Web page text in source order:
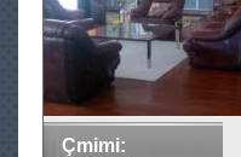
a
n
e
b
l
e
Çmimi: